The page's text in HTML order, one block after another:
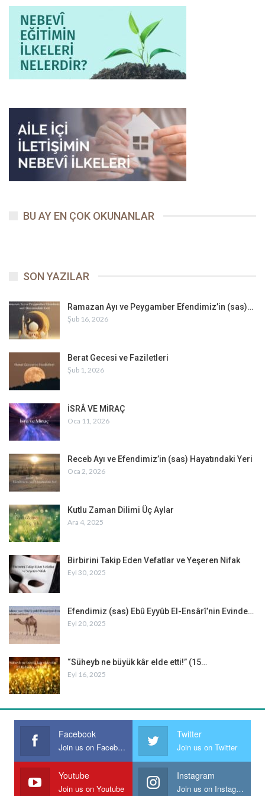
2005 yılından itibaren bünyesinde 24 farklı yayınevi ile 11
dergiyi barındıran Kaynak Kültür Yayın Grubu’nda genel yayın
yönetmeni olarak görev alan Reşit Haylamaz, gerek yurt içinde
gerekse yurt dışında birçok seminer, konferans, sempozyuma
katıldı, çok farklı alanlarda tebliğler sundu. Konuk olarak katıldığı
birçok program yanında Haylamaz, Burç FM, Samanyolu TV,
Her ne kadar farklı alanlarda ihtisas sahibi olsa da o,
çalışmalarının çoğunu İslam Tarihi’nde yoğunlaştırdı ve
eserlerinin büyük çoğunluğunu siyer muhtevalı kaleme aldı.
Güvenilir Gıdalar Vakfı ve Tarih Akademisi gibi
organizasyonlarda aktif vazife alan Haylamaz, Peygamberyolu
Derneği etrafında bir araya gelen gönüllüler kadrosuyla
vesileyle kitap okuttu, başta Efendimiz (sallallahu aleyhi ve
açıları ile bakabilen Haylamaz’ın, bazıları farklı dillere de
çevrilen Türkiye’de Domuz Gerçeği, İslâm Hukukuna Göre
Organ ve Doku Nakli, Saadet Asrı’na Doğan İlk Yıldızlar, Güller
ve Dikenler, Dillerdeki Müjde, Gönül Tahtımızın Eşsiz Sultanı
Efendimiz 1 – 2, Muhtasar Efendimiz, Efendimiz’in Nurlu
Hayatı, En Öndekiler, Fethin Mü’minleri, Mü’minlerin En
Mümtaz Annesi Hazreti Âişe, İslâm’ın İki Kutsal Şehri: Mekke
Medine, Şefkat Güneşi, Bizim Firavun, Umre Rehberi, Bir
Evlilik Yaşı, Efendimiz’in Aile Hayatı ve Mazlumların Hâmisi
Hazreti Hadîce gibi eserleri vardır ki bilhassa bu eserler
arasından “Efendimiz” konulu olanlar çok satanlar listesinde
Tahtımızın Eşsiz Sultanı Efendimiz adlı eseri, 175 bölüm
halinde radyo tiyatrosu olarak uyarlandı.
faaliyetleri ve yayıncılık hayatına, Mısır ve ABD merkezli olarak
devam etmektedir.
Dipnot:
Bkz. İbn Sa’d, Tabakât, 1/100
BU AY EN ÇOK OKUNANLAR
SON YAZILAR
Ramazan Ayı ve Peygamber Efendimiz’in (sas)…
Şub 16, 2026
Berat Gecesi ve Faziletleri
Şub 1, 2026
İSRÂ VE MİRAÇ
Oca 11, 2026
Receb Ayı ve Efendimiz’in (sas) Hayatındaki Yeri
Oca 2, 2026
Kutlu Zaman Dilimi Üç Aylar
Ara 4, 2025
Birbirini Takip Eden Vefatlar ve Yeşeren Nifak
Eyl 30, 2025
Efendimiz (sas) Ebû Eyyûb El-Ensârî’nin Evinde…
Eyl 20, 2025
“Süheyb ne büyük kâr elde etti!” (15…
Eyl 16, 2025
Facebook
Join us on Facebook
Twitter
Join us on Twitter
Youtube
Join us on Youtube
Instagram
Join us on Instagram